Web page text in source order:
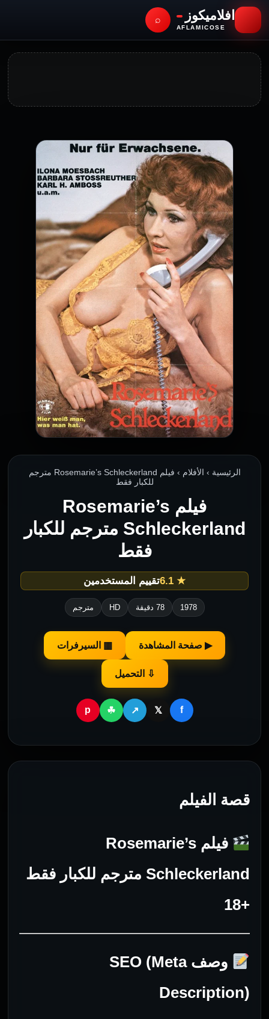
افلاميكوز
AFLAMICOSE
⌕
الرئيسية › الأفلام › فيلم Rosemarie’s Schleckerland مترجم
للكبار فقط
فيلم Rosemarie’s
Schleckerland مترجم للكبار
فقط
★ 6.1 تقييم المستخدمين
1978 78 دقيقة HD مترجم
▶ صفحة المشاهدة ▦ السيرفرات
⇩ التحميل
f
𝕏
↗
☘
p
قصة الفيلم
فيلم Rosemarie’s
Schleckerland مترجم للكبار فقط
+18
وصف SEO (Meta
Description)